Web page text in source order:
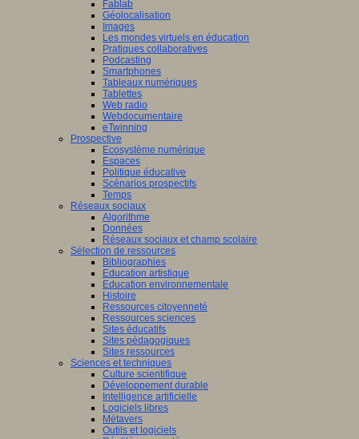
Fablab
Géolocalisation
Images
Les mondes virtuels en éducation
Pratiques collaboratives
Podcasting
Smartphones
Tableaux numériques
Tablettes
Web radio
Webdocumentaire
eTwinning
Prospective
Ecosystème numérique
Espaces
Politique éducative
Scénarios prospectifs
Temps
Réseaux sociaux
Algorithme
Données
Réseaux sociaux et champ scolaire
Sélection de ressources
Bibliographies
Education artistique
Education environnementale
Histoire
Ressources citoyenneté
Ressources sciences
Sites éducatifs
Sites pédagogiques
Sites ressources
Sciences et techniques
Culture scientifique
Développement durable
Intelligence artificielle
Logiciels libres
Métavers
Outils et logiciels